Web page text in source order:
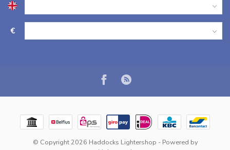
€
© Copyright 2026 Haddocks Lightershop - Powered by